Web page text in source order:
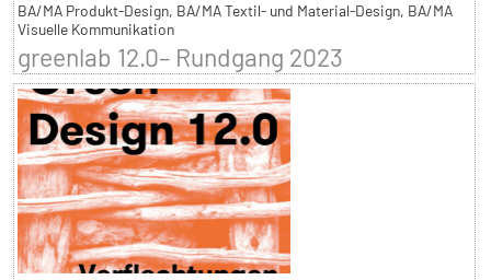
BA/MA Produkt-Design, BA/MA Textil- und Material-Design, BA/MA
Visuelle Kommunikation
greenlab 12.0– Rundgang 2023